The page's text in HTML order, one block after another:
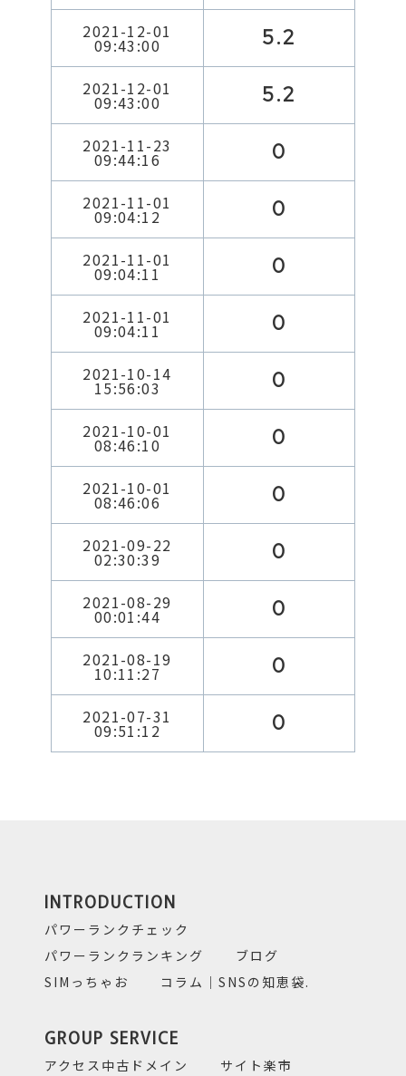
2021-12-01
09:43:00 5.2
2021-12-01
09:43:00 5.2
2021-11-23
09:44:16 0
2021-11-01
09:04:12 0
2021-11-01
09:04:11 0
2021-11-01
09:04:11 0
2021-10-14
15:56:03 0
2021-10-01
08:46:10 0
2021-10-01
08:46:06 0
2021-09-22
02:30:39 0
2021-08-29
00:01:44 0
2021-08-19
10:11:27 0
2021-07-31
09:51:12 0
INTRODUCTION
パワーランクチェック
パワーランクランキング
ブログ
SIMっちゃお
コラム｜SNSの知恵袋.
GROUP SERVICE
アクセス中古ドメイン サイト楽市